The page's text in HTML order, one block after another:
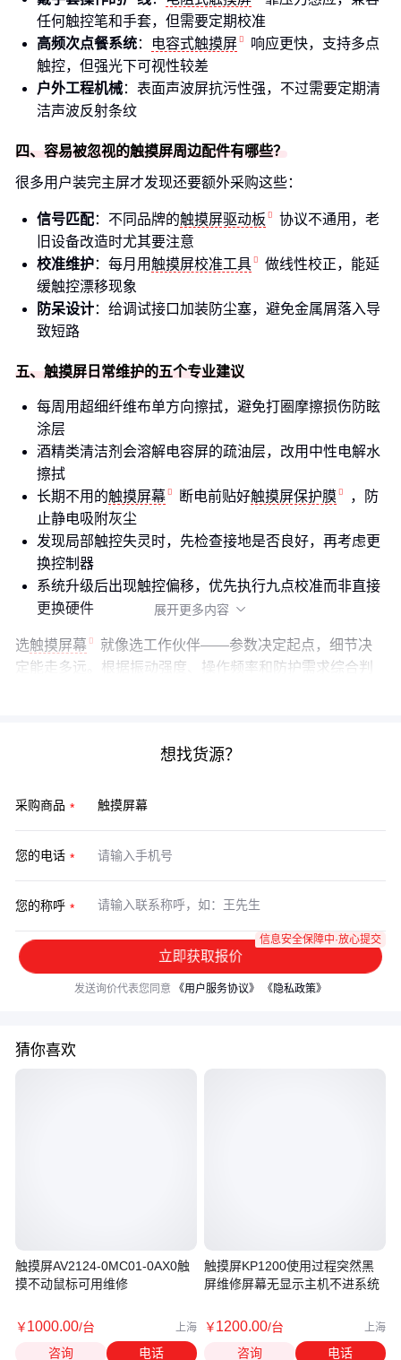
任何触控笔和手套，但需要定期校准
高频次点餐系统： 电容式触摸屏
响应更快，支持多点
触控，但强光下可视性较差
户外工程机械：表面声波屏抗污性强，不过需要定期清
洁声波反射条纹
四、容易被忽视的触摸屏周边配件有哪些？
很多用户装完主屏才发现还要额外采购这些：
信号匹配：不同品牌的触摸屏驱动板
协议不通用，老
旧设备改造时尤其要注意
校准维护：每月用触摸屏校准工具
做线性校正，能延
缓触控漂移现象
防呆设计：给调试接口加装防尘塞，避免金属屑落入导
致短路
五、触摸屏日常维护的五个专业建议
每周用超细纤维布单方向擦拭，避免打圈摩擦损伤防眩
涂层
酒精类清洁剂会溶解电容屏的疏油层，改用中性电解水
擦拭
长期不用的触摸屏幕 断电前贴好触摸屏保护膜
，防
止静电吸附灰尘
发现局部触控失灵时，先检查接地是否良好，再考虑更
换控制器
系统升级后出现触控偏移，优先执行九点校准而非直接
更换硬件
选触摸屏幕
就像选工作伙伴——参数决定起点，细节决
定能走多远。根据振动强度、操作频率和防护需求综合判
展开更多内容 
想找货源？
采购商品
您的电话
您的称呼
立即获取报价
信息安全保障中·放心提交
发送询价代表您同意 《用户服务协议》 《隐私政策》
猜你喜欢
触摸屏AV2124-0MC01-0AX0触
摸不动鼠标可用维修
￥1000.00/台 上海
咨询 电话
触摸屏KP1200使用过程突然黑
屏维修屏幕无显示主机不进系统
￥1200.00/台 上海
咨询 电话